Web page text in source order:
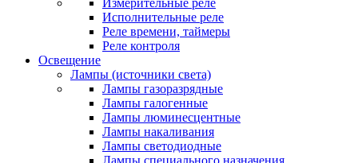
Измерительные реле
Исполнительные реле
Реле времени, таймеры
Реле контроля
Освещение
Лампы (источники света)
Лампы газоразрядные
Лампы галогенные
Лампы люминесцентные
Лампы накаливания
Лампы светодиодные
Лампы специального назначения